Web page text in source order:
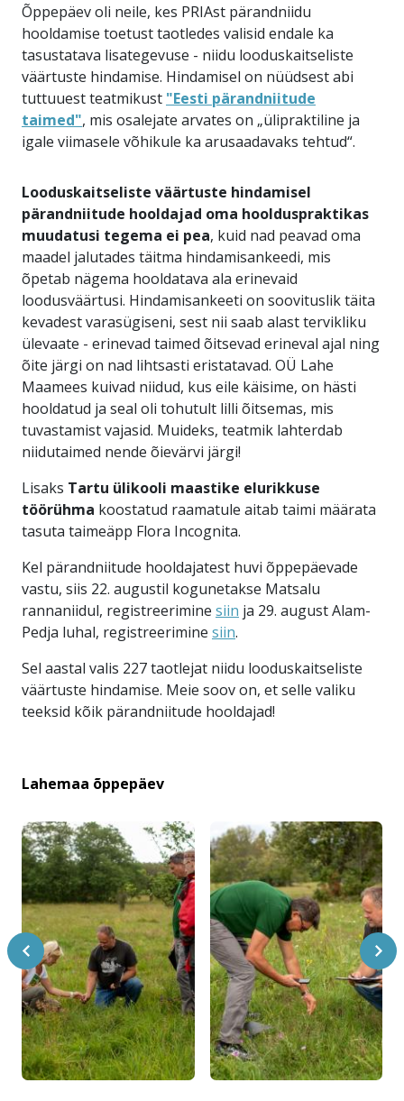
Õppepäev oli neile, kes PRIAst pärandniidu
hooldamise toetust taotledes valisid endale ka
tasustatava lisategevuse - niidu looduskaitseliste
väärtuste hindamise. Hindamisel on nüüdsest abi
tuttuuest teatmikust "Eesti pärandniitude
taimed", mis osalejate arvates on „ülipraktiline ja
igale viimasele võhikule ka arusaadavaks tehtud“.
Looduskaitseliste väärtuste hindamisel
pärandniitude hooldajad oma hoolduspraktikas
muudatusi tegema ei pea, kuid nad peavad oma
maadel jalutades täitma hindamisankeedi, mis
õpetab nägema hooldatava ala erinevaid
loodusväärtusi. Hindamisankeeti on soovituslik täita
kevadest varasügiseni, sest nii saab alast tervikliku
ülevaate - erinevad taimed õitsevad erineval ajal ning
õite järgi on nad lihtsasti eristatavad. OÜ Lahe
Maamees kuivad niidud, kus eile käisime, on hästi
hooldatud ja seal oli tohutult lilli õitsemas, mis
tuvastamist vajasid. Muideks, teatmik lahterdab
niidutaimed nende õievärvi järgi!
Lisaks Tartu ülikooli maastike elurikkuse
töörühma koostatud raamatule aitab taimi määrata
tasuta taimeäpp Flora Incognita.
Kel pärandniitude hooldajatest huvi õppepäevade
vastu, siis 22. augustil kogunetakse Matsalu
rannaniidul, registreerimine siin ja 29. august Alam-
Pedja luhal, registreerimine siin.
Sel aastal valis 227 taotlejat niidu looduskaitseliste
väärtuste hindamise. Meie soov on, et selle valiku
teeksid kõik pärandniitude hooldajad!
Lahemaa õppepäev